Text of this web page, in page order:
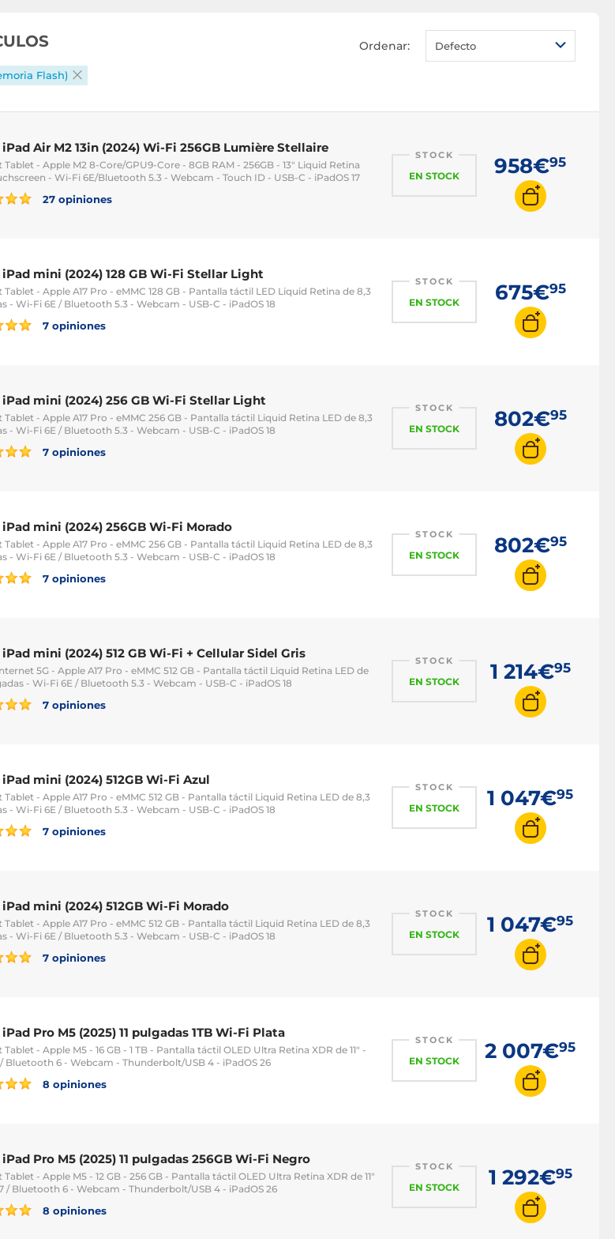
Ordenar: Defecto
Flash)
Air M2 13in (2024) Wi-Fi 256GB Lumière Stellaire
- Apple M2 8-Core/GPU9-Core - 8GB RAM - 256GB - 13" Liquid Retina
- Wi-Fi 6E/Bluetooth 5.3 - Webcam - Touch ID - USB-C - iPadOS 17
27 opiniones
STOCK
EN STOCK 958€95
mini (2024) 128 GB Wi-Fi Stellar Light
- Apple A17 Pro - eMMC 128 GB - Pantalla táctil LED Liquid Retina de 8,3
- Wi-Fi 6E / Bluetooth 5.3 - Webcam - USB-C - iPadOS 18
7 opiniones
STOCK
EN STOCK 675€95
mini (2024) 256 GB Wi-Fi Stellar Light
- Apple A17 Pro - eMMC 256 GB - Pantalla táctil Liquid Retina LED de 8,3
- Wi-Fi 6E / Bluetooth 5.3 - Webcam - USB-C - iPadOS 18
7 opiniones
STOCK
EN STOCK 802€95
mini (2024) 256GB Wi-Fi Morado
- Apple A17 Pro - eMMC 256 GB - Pantalla táctil Liquid Retina LED de 8,3
- Wi-Fi 6E / Bluetooth 5.3 - Webcam - USB-C - iPadOS 18
7 opiniones
STOCK
EN STOCK 802€95
mini (2024) 512 GB Wi-Fi + Cellular Sidel Gris
5G - Apple A17 Pro - eMMC 512 GB - Pantalla táctil Liquid Retina LED de
- Wi-Fi 6E / Bluetooth 5.3 - Webcam - USB-C - iPadOS 18
7 opiniones
STOCK
EN STOCK 1 214€95
mini (2024) 512GB Wi-Fi Azul
- Apple A17 Pro - eMMC 512 GB - Pantalla táctil Liquid Retina LED de 8,3
- Wi-Fi 6E / Bluetooth 5.3 - Webcam - USB-C - iPadOS 18
7 opiniones
STOCK
EN STOCK 1 047€95
mini (2024) 512GB Wi-Fi Morado
- Apple A17 Pro - eMMC 512 GB - Pantalla táctil Liquid Retina LED de 8,3
- Wi-Fi 6E / Bluetooth 5.3 - Webcam - USB-C - iPadOS 18
7 opiniones
STOCK
EN STOCK 1 047€95
Pro M5 (2025) 11 pulgadas 1TB Wi-Fi Plata
- Apple M5 - 16 GB - 1 TB - Pantalla táctil OLED Ultra Retina XDR de 11" -
Bluetooth 6 - Webcam - Thunderbolt/USB 4 - iPadOS 26
8 opiniones
STOCK
EN STOCK 2 007€95
Pro M5 (2025) 11 pulgadas 256GB Wi-Fi Negro
- Apple M5 - 12 GB - 256 GB - Pantalla táctil OLED Ultra Retina XDR de 11"
/ Bluetooth 6 - Webcam - Thunderbolt/USB 4 - iPadOS 26
8 opiniones
STOCK
EN STOCK 1 292€95